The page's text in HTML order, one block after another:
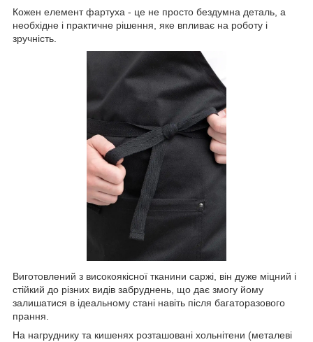
Кожен елемент фартуха - це не просто бездумна деталь, а
необхідне і практичне рішення, яке впливає на роботу і
зручність.
Виготовлений з високоякісної тканини саржі, він дуже міцний і
стійкий до різних видів забруднень, що дає змогу йому
залишатися в ідеальному стані навіть після багаторазового
прання.
На нагруднику та кишенях розташовані хольнітени (металеві